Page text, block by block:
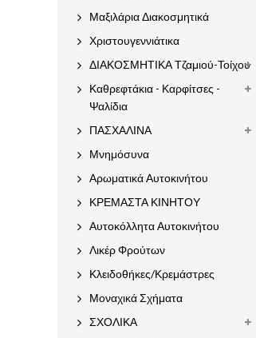
Μαξιλάρια Διακοσμητικά
Χριστουγεννιάτικα
ΔΙΑΚΟΣΜΗΤΙΚΑ Τζαμιού-Τοίχου
Καθρεφτάκια - Καρφίτσες -
Ψαλίδια
ΠΑΣΧΑΛΙΝΑ
Μνημόσυνα
Αρωματικά Αυτοκινήτου
ΚΡΕΜΑΣΤΑ ΚΙΝΗΤΟΥ
Αυτοκόλλητα Αυτοκινήτου
Λικέρ Φρούτων
Κλειδοθήκες/Κρεμάστρες
Μοναχικά Σχήματα
ΣΧΟΛΙΚΑ